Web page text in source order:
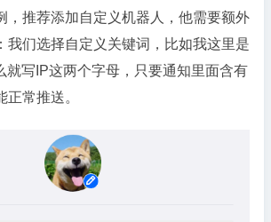
，推荐添加自定义机器人，他需要额外
我们选择自定义关键词，比如我这里是
就写IP这两个字母，只要通知里面含有
常推送。